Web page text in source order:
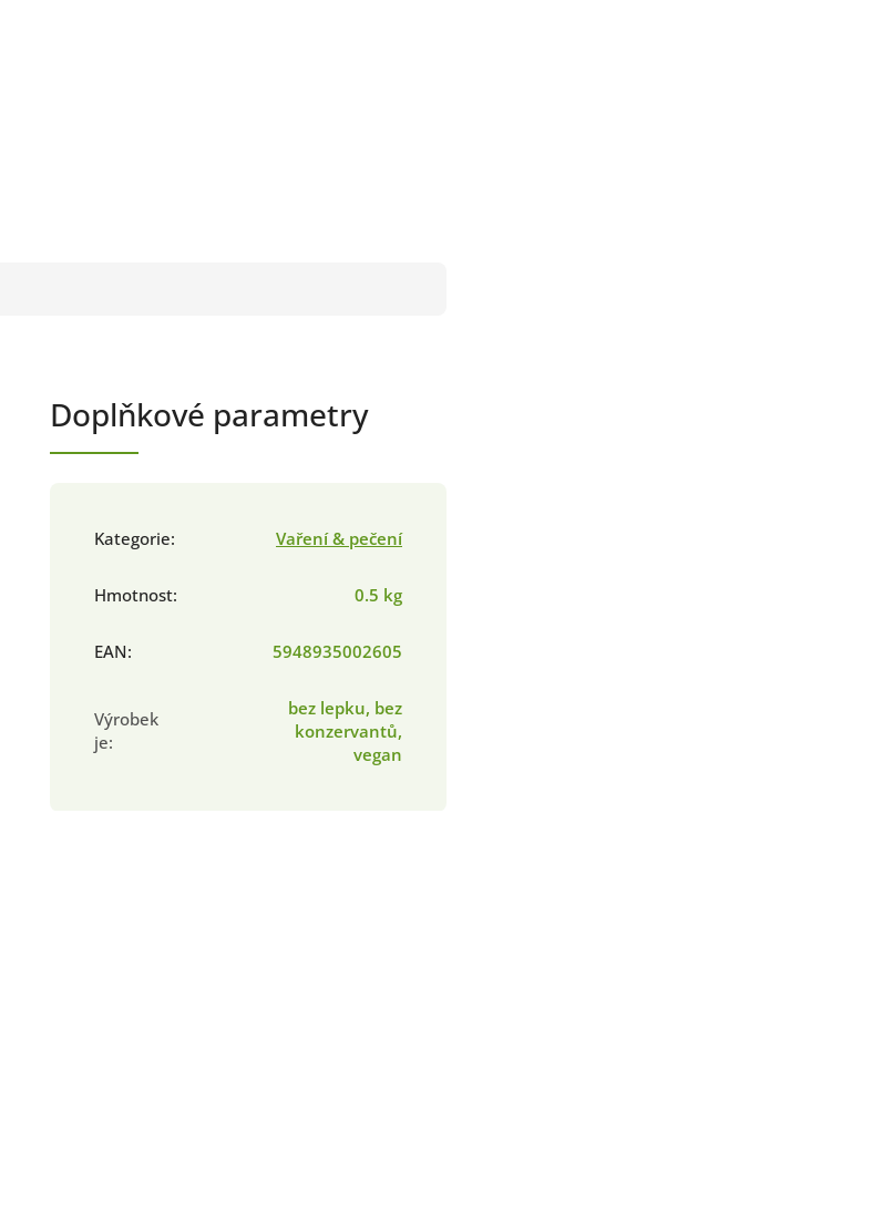
Doplňkové parametry
Kategorie: Vaření & pečení
Hmotnost: 0.5 kg
EAN: 5948935002605
Výrobek
je:
bez lepku, bez
konzervantů,
vegan